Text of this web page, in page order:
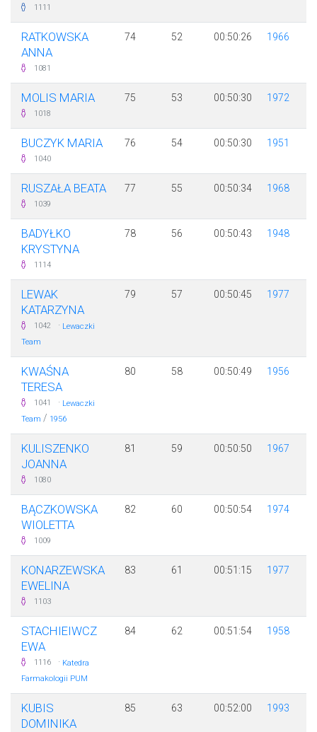
1111
RATKOWSKA
ANNA
1081
74 52 00:50:26 1966
MOLIS MARIA
1018
75 53 00:50:30 1972
BUCZYK MARIA
1040
76 54 00:50:30 1951
RUSZAŁA BEATA
1039
77 55 00:50:34 1968
BADYŁKO
KRYSTYNA
1114
78 56 00:50:43 1948
LEWAK
KATARZYNA
1042 · Lewaczki
Team
79 57 00:50:45 1977
KWAŚNA
TERESA
1041 · Lewaczki
Team / 1956
80 58 00:50:49 1956
KULISZENKO
JOANNA
1080
81 59 00:50:50 1967
BĄCZKOWSKA
WIOLETTA
1009
82 60 00:50:54 1974
KONARZEWSKA
EWELINA
1103
83 61 00:51:15 1977
STACHIEIWCZ
EWA
1116 · Katedra
Farmakologii PUM
84 62 00:51:54 1958
KUBIS
DOMINIKA
85 63 00:52:00 1993